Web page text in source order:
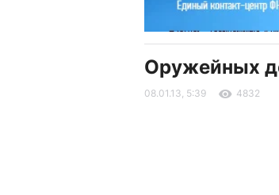
Оружейных
08.01.13, 5:39 4832